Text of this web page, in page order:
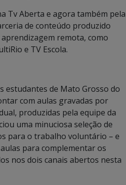
Tv Aberta e agora também pela
de conteúdo produzido
remota, como
e TV Escola.
estudantes de Mato Grosso do
com aulas gravadas por
produzidas pela equipe da
uma minuciosa seleção de
para o trabalho voluntário – e
para complementar os
nos dois canais abertos nesta